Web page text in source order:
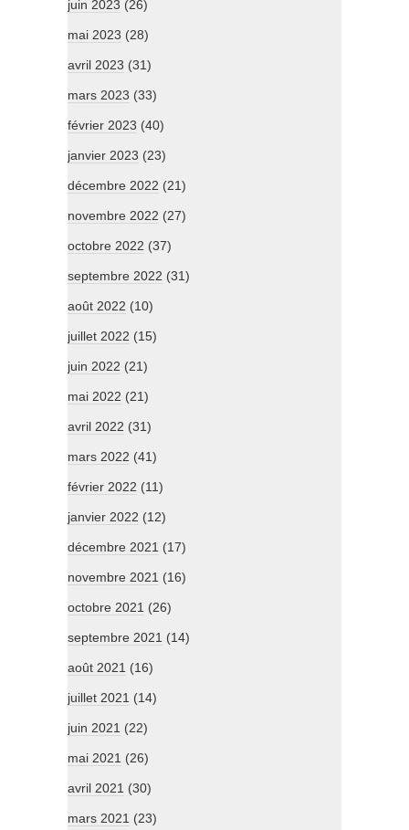
juin 2023 (26)
mai 2023 (28)
avril 2023 (31)
mars 2023 (33)
février 2023 (40)
janvier 2023 (23)
décembre 2022 (21)
novembre 2022 (27)
octobre 2022 (37)
septembre 2022 (31)
août 2022 (10)
juillet 2022 (15)
juin 2022 (21)
mai 2022 (21)
avril 2022 (31)
mars 2022 (41)
février 2022 (11)
janvier 2022 (12)
décembre 2021 (17)
novembre 2021 (16)
octobre 2021 (26)
septembre 2021 (14)
août 2021 (16)
juillet 2021 (14)
juin 2021 (22)
mai 2021 (26)
avril 2021 (30)
mars 2021 (23)